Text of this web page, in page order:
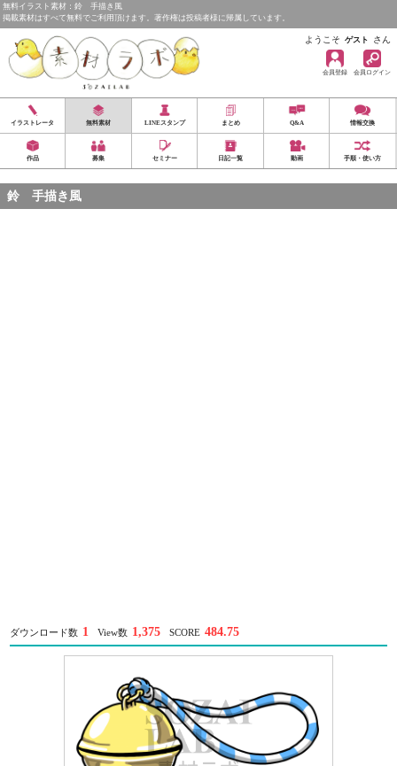
無料イラスト素材：鈴 手描き風
掲載素材はすべて無料でご利用頂けます。著作権は投稿者様に帰属しています。
ようこそ ゲスト さん
会員登録 会員ログイン
イラストレータ 無料素材 LINEスタンプ まとめ Q&A 情報交換
作品 募集 セミナー 日記一覧 動画 手順・使い方
鈴 手描き風
ダウンロード数 1 View数 1,375 SCORE 484.75